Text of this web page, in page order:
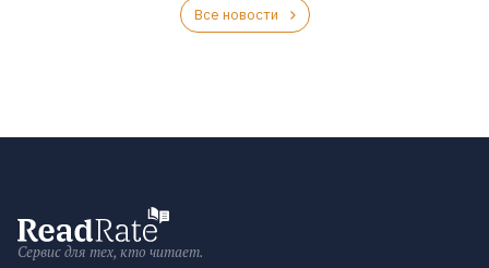
Все новости
Сервис для тех, кто читает.